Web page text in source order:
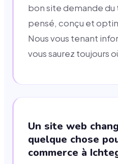
bon site demande
pensé, conçu et
Nous vous tenant
vous saurez toujours
Un site web
quelque chose
commerce à